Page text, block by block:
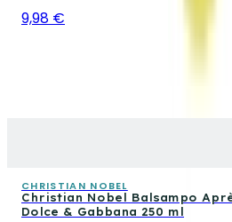
9,98 €
CHRISTIAN NOBEL
Christian Nobel Balsampo
Dolce & Gabbana 250 ml